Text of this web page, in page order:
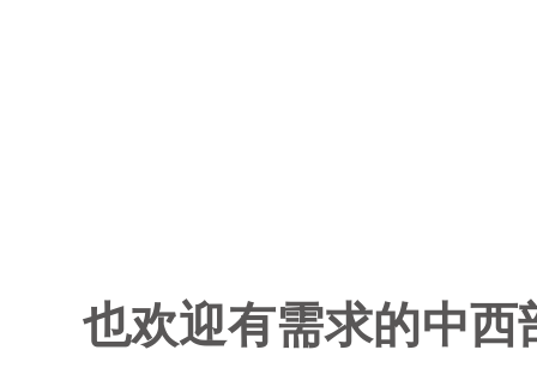
也欢迎有需求的中西